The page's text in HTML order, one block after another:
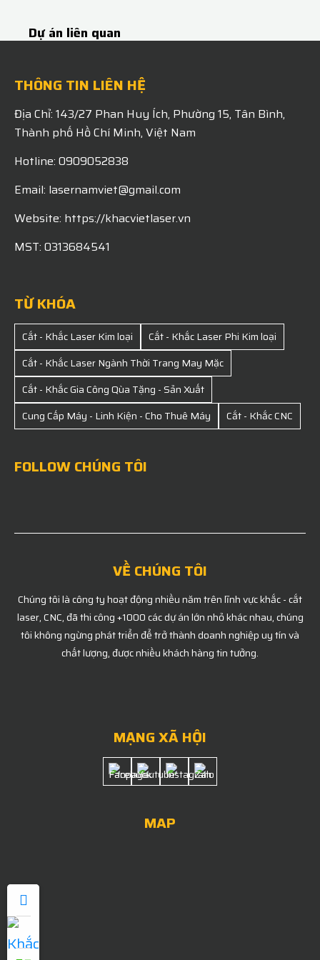
Dự án liên quan
THÔNG TIN LIÊN HỆ
Địa Chỉ: 143/27 Phan Huy Ích, Phường 15, Tân Bình,
Thành phố Hồ Chí Minh, Việt Nam
Hotline: 0909052838
Email: lasernamviet@gmail.com
Website: https://khacvietlaser.vn
MST: 0313684541
TỪ KHÓA
Cắt - Khắc Laser Kim loại
Cắt - Khắc Laser Phi Kim loại
Cắt - Khắc Laser Ngành Thời Trang May Mặc
Cắt - Khắc Gia Công Qùa Tặng - Sản Xuất
Cung Cấp Máy - Linh Kiện - Cho Thuê Máy
Cắt - Khắc CNC
FOLLOW CHÚNG TÔI
VỀ CHÚNG TÔI
Chúng tôi là công ty hoạt động nhiều năm trên lĩnh vực khắc - cắt
laser, CNC, đã thi công +1000 các dự án lớn nhỏ khác nhau, chúng
tôi không ngừng phát triển để trở thành doanh nghiệp uy tín và
chất lượng, được nhiều khách hàng tin tưởng.
MẠNG XÃ HỘI
MAP